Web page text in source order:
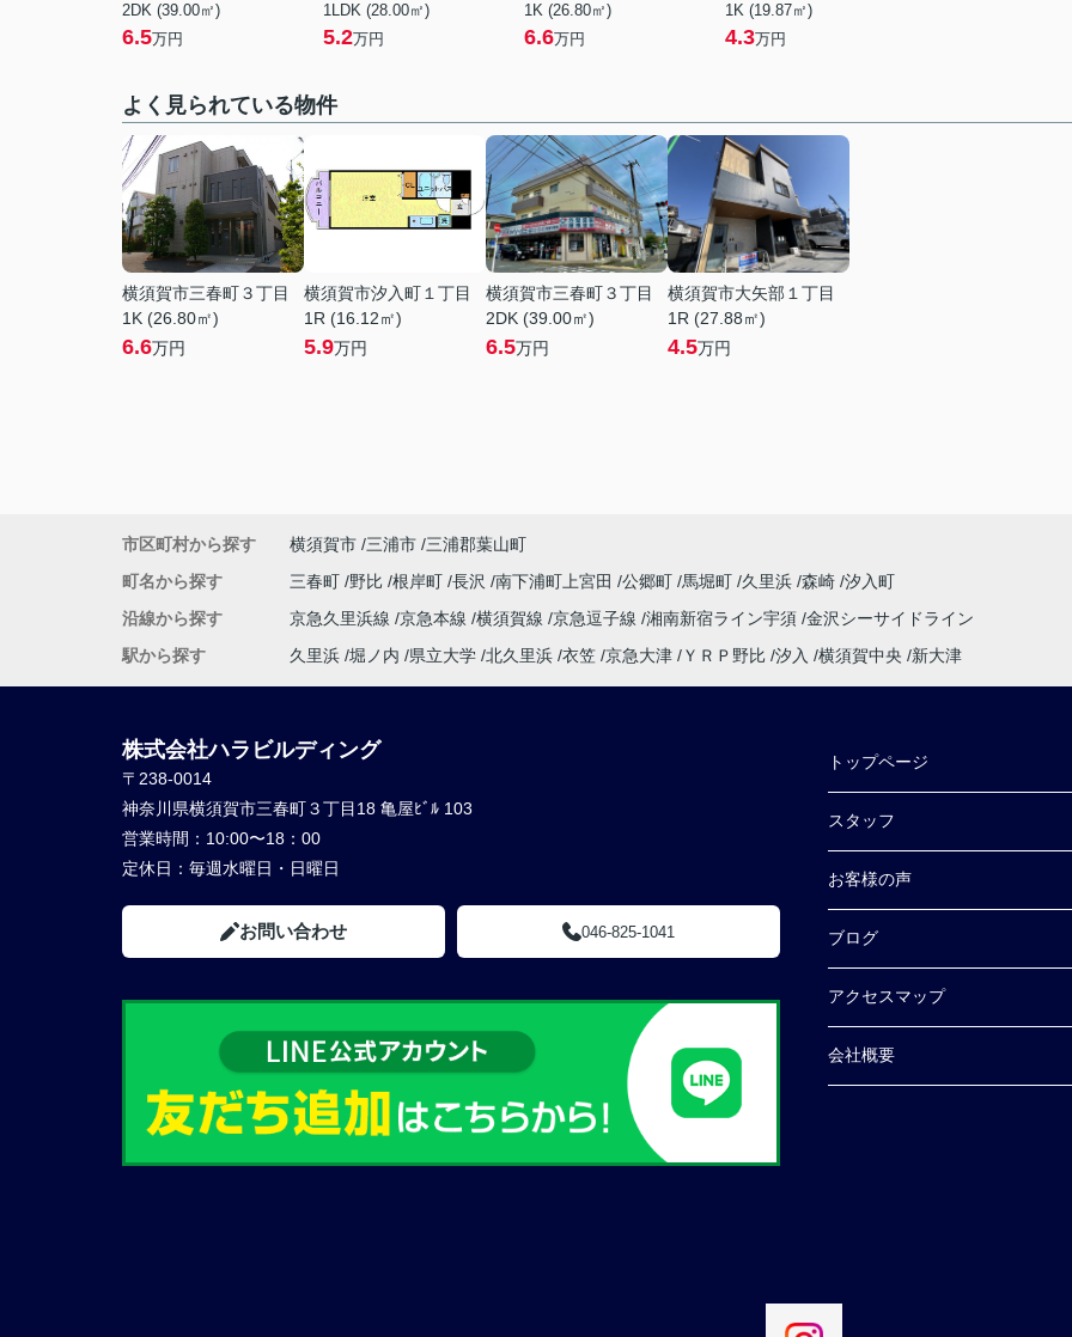
2DK (39.00㎡)
6.5万円
1LDK (28.00㎡)
5.2万円
1K (26.80㎡)
6.6万円
1K (19.87㎡)
4.3万円
よく見られている物件
横須賀市三春町３丁目
1K (26.80㎡)
6.6万円
横須賀市汐入町１丁目
1R (16.12㎡)
5.9万円
横須賀市三春町３丁目
2DK (39.00㎡)
6.5万円
横須賀市大矢部１丁目
1R (27.88㎡)
4.5万円
市区町村から探す 横須賀市 三浦市 三浦郡葉山町
町名から探す
三春町 野比 根岸町 長沢 南下浦町上宮田 公郷町 馬堀町 久里浜 森崎 汐入町
沿線から探す
京急久里浜線 京急本線 横須賀線 京急逗子線 湘南新宿ライン宇須 金沢シーサイドライン
駅から探す
久里浜 堀ノ内 県立大学 北久里浜 衣笠 京急大津 ＹＲＰ野比 汐入 横須賀中央 新大津
株式会社ハラビルディング
〒238-0014
神奈川県横須賀市三春町３丁目18 亀屋ﾋﾞﾙ 103
営業時間： 10:00〜18：00
定休日： 毎週水曜日・日曜日
お問い合わせ 046-825-1041
トップページ
スタッフ
お客様の声
ブログ
アクセスマップ
会社概要